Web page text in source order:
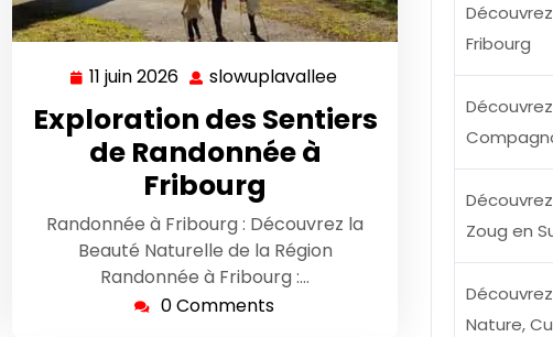
11 juin 2026 11
2026
slowuplavallee slowuplavallee
Exploration des Sentiers
de Randonnée à
Fribourg
Randonnée à Fribourg : Découvrez la
Beauté Naturelle de la Région
Randonnée à Fribourg :…
0 Comments
Fribourg
Zoug en
Nature,